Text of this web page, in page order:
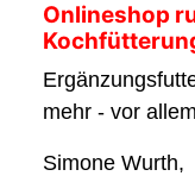
Onlineshop
mehr - vor
Simone Wurth,